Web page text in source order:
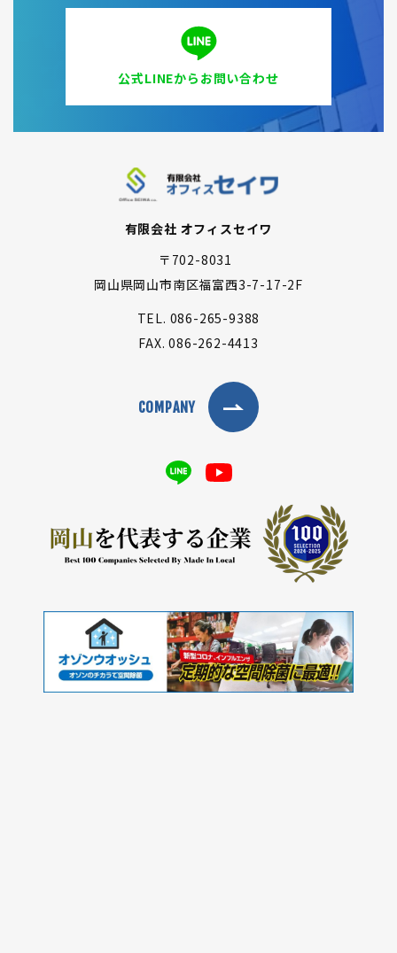
公式LINEからお問い合わせ
有限会社 オフィスセイワ
〒702-8031
岡山県岡山市南区福富西3-7-17-2F
TEL. 086-265-9388
FAX.086-262-4413
COMPANY